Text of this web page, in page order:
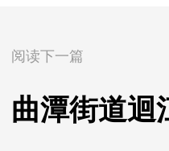
阅读下一篇
曲潭街道迴